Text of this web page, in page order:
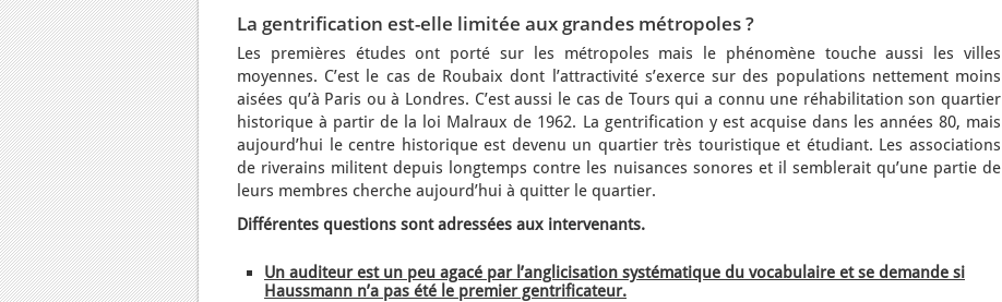
La gentrification est-elle limitée aux grandes métropoles ?
Les premières études ont porté sur les métropoles mais le phénomène touche aussi les villes
moyennes. C’est le cas de Roubaix dont l’attractivité s’exerce sur des populations nettement moins
aisées qu’à Paris ou à Londres. C’est aussi le cas de Tours qui a connu une réhabilitation son quartier
historique à partir de la loi Malraux de 1962. La gentrification y est acquise dans les années 80, mais
aujourd’hui le centre historique est devenu un quartier très touristique et étudiant. Les associations
de riverains militent depuis longtemps contre les nuisances sonores et il semblerait qu’une partie de
leurs membres cherche aujourd’hui à quitter le quartier.
Différentes questions sont adressées aux intervenants.
Un auditeur est un peu agacé par l’anglicisation systématique du vocabulaire et se demande si
Haussmann n’a pas été le premier gentrificateur.